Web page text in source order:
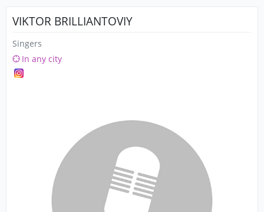
VIKTOR BRILLIANTOVIY
Singers
In any city